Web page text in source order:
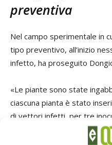
preventiva
Nel campo sperimentale in
tipo preventivo, all’inizio
infetto, ha proseguito
«Le piante sono state
ciascuna pianta è stato
di vettori infetti, per tre
nel 2019. Poi le piante
a trattamenti, nello scorso